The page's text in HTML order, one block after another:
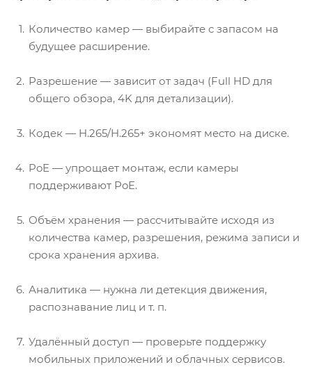
Количество камер — выбирайте с запасом на
будущее расширение.
Разрешение — зависит от задач (Full HD для
общего обзора, 4K для детализации).
Кодек — H.265/H.265+ экономят место на диске.
PoE — упрощает монтаж, если камеры
поддерживают PoE.
Объём хранения — рассчитывайте исходя из
количества камер, разрешения, режима записи и
срока хранения архива.
Аналитика — нужна ли детекция движения,
распознавание лиц и т. п.
Удалённый доступ — проверьте поддержку
мобильных приложений и облачных сервисов.